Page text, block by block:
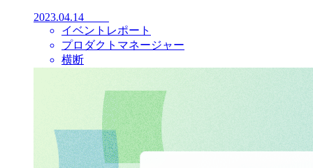
2023.04.14
イベントレポート
プロダクトマネージャー
横断